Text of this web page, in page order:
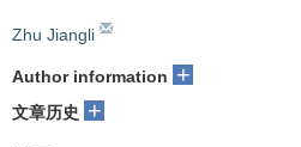
Zhu Jiangli
Author information +
文章历史 +